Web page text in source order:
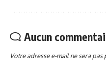
Aucun
Votre adresse e-mail ne sera pas